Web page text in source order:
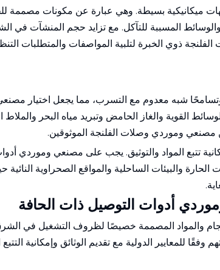
ميكانيكية بسيطة. وهي عبارة عن مكونات مصممة
والوسائط المسببة للتآكل. مع تزايد حجم المنشآت في
ذوي الخبرة لتلبية المواصفات والمتطلبات
شبه معدوم مع التسرب، مما يجعل اختيار
القوية والغاز الحامض وتبريد مياه البحر
وموردي وصلات الفلنجة الموثوقين.
تتبع المواد والتوثيق. يجب على مصنعي وموردي
والبيئات الساحلية والمواقع الصحراوية النائية
أدوات التوصيل ذات الحافة
والمواد المصممة خصيصًا لظروف التشغيل في
للمعايير الدولية مع تقديم الوثائق وإمكانية